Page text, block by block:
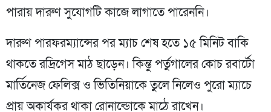
পারায় দারুণ সুযোগটি কাজে লাগাতে পারেননি।
দারুণ পারফরম্যান্সের পর ম্যাচ শেষ হতে ১৫ মিনিট বাকি
থাকতে রদ্রিগেস মাঠ ছাড়েন। কিন্তু পর্তুগালের কোচ রবার্টো
মার্তিনেজ ফেলিক্স ও ভিতিনিয়াকে তুলে নিলেও পুরো ম্যাচে
প্রায় অকার্যকর থাকা রোনাল্ডোকে মাঠে রাখেন।